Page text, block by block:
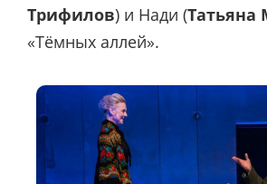
Трифилов) и Нади (Татьяна
«Тёмных аллей».